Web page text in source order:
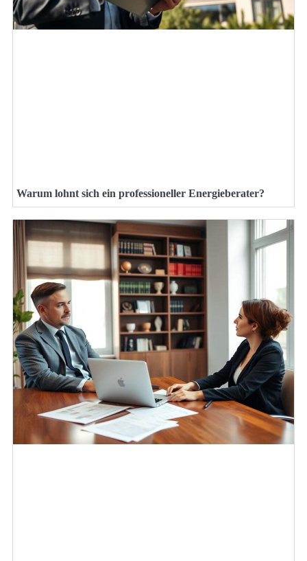
Warum lohnt sich ein professioneller Energieberater?